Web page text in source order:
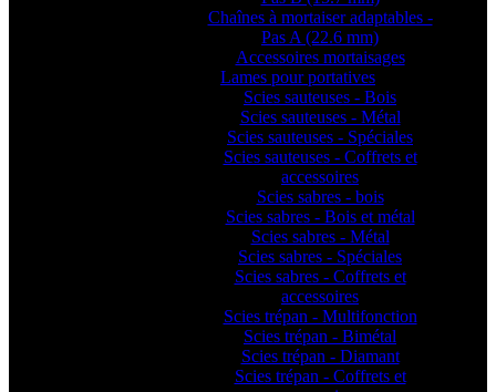
Chaînes à mortaiser adaptables -
Pas A (22.6 mm)
Accessoires mortaisages
Lames pour portatives
Scies sauteuses - Bois
Scies sauteuses - Métal
Scies sauteuses - Spéciales
Scies sauteuses - Coffrets et
accessoires
Scies sabres - bois
Scies sabres - Bois et métal
Scies sabres - Métal
Scies sabres - Spéciales
Scies sabres - Coffrets et
accessoires
Scies trépan - Multifonction
Scies trépan - Bimétal
Scies trépan - Diamant
Scies trépan - Coffrets et